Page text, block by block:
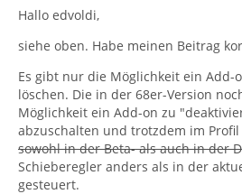
Hallo edvoldi,
siehe oben. Habe meinen Beitrag
Es gibt nur die Möglichkeit ein Add-
löschen. Die in der 68er-Version
Möglichkeit ein Add-on zu
abzuschalten und trotzdem im Profil
sowohl in der Beta- als auch in der
Schieberegler anders als in der
gesteuert.